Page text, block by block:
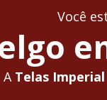
Você
A Telas Imperial